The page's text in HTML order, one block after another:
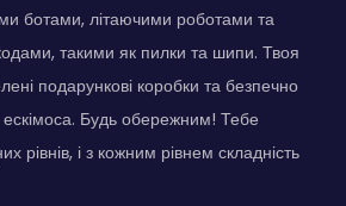
ботами, літаючими роботами та
такими як пилки та шипи. Твоя
подарункові коробки та безпечно
ескімоса. Будь обережним! Тебе
рівнів, і з кожним рівнем складність